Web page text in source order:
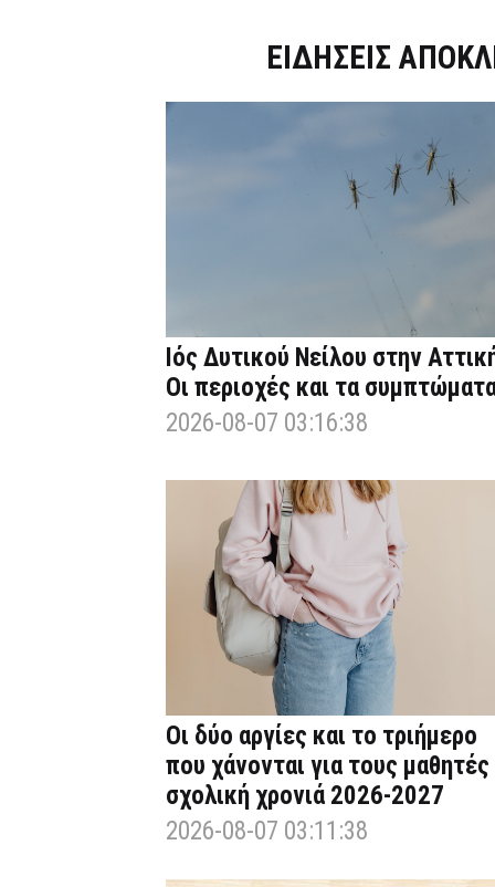
ΕΙΔΗΣΕΙΣ
Ιός Δυτικού Νείλου στην
Οι περιοχές και τα
2026-08-07 03:16:38
Οι δύο αργίες και το τριήμερο
που χάνονται για τους μαθητές
σχολική χρονιά 2026-2027
2026-08-07 03:11:38